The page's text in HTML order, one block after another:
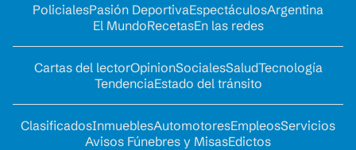
PolicialesPasión DeportivaEspectáculosArgentina
El MundoRecetasEn las redes
Cartas del lectorOpinionSocialesSaludTecnología
TendenciaEstado del tránsito
ClasificadosInmueblesAutomotoresEmpleosServicios
Avisos Fúnebres y MisasEdictos